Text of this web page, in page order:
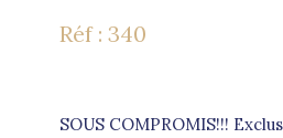
Réf : 340
SOUS COMPROMIS!!!